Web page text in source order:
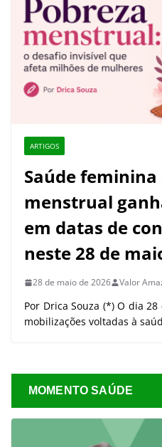
ARTIGOS
Saúde
menstrual
em datas de
neste 28 de
28 de maio de 2026 Valor
Por Drica Souza (*) O dia
mobilizações voltadas à
MOMENTO SAÚDE